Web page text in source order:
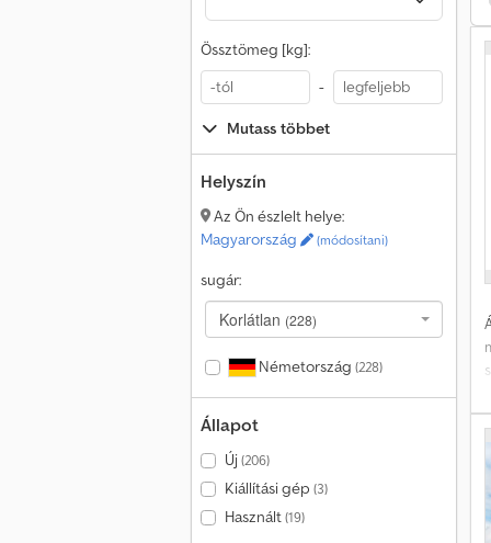
Össztömeg [kg]:
-
Mutass többet
Helyszín
Az Ön észlelt helye:
Magyarország
(módosítani)
sugár:
Korlátlan (228)
Németország (228)
Állapot
Új(206)
Kiállítási gép (3)
Használt(19)